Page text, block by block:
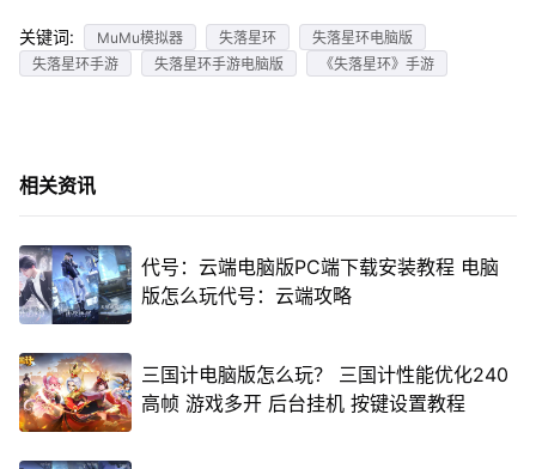
关键词: MuMu模拟器 失落星环
失落星环电脑版
失落星环手游
失落星环手游电脑版 《失落星环》手游
相关资讯
代号：云端电脑版PC端下载安装教程 电脑
版怎么玩代号：云端攻略
三国计电脑版怎么玩？ 三国计性能优化240
高帧 游戏多开 后台挂机 按键设置教程